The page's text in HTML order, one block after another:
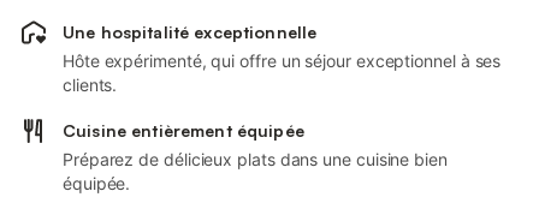
Une hospitalité exceptionnelle
Hôte expérimenté, qui offre un séjour exceptionnel à ses
clients.
Cuisine entièrement équipée
Préparez de délicieux plats dans une cuisine bien
équipée.